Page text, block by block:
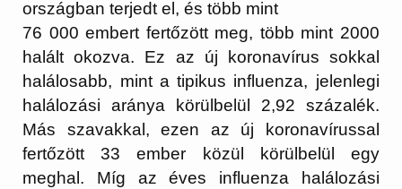
országban terjedt el, és több mint
76 000 embert fertőzött meg, több mint 2000
halált okozva. Ez az új koronavírus sokkal
halálosabb, mint a tipikus influenza, jelenlegi
halálozási aránya körülbelül 2,92 százalék.
Más szavakkal, ezen az új koronavírussal
fertőzött 33 ember közül körülbelül egy
meghal. Míg az éves influenza halálozási